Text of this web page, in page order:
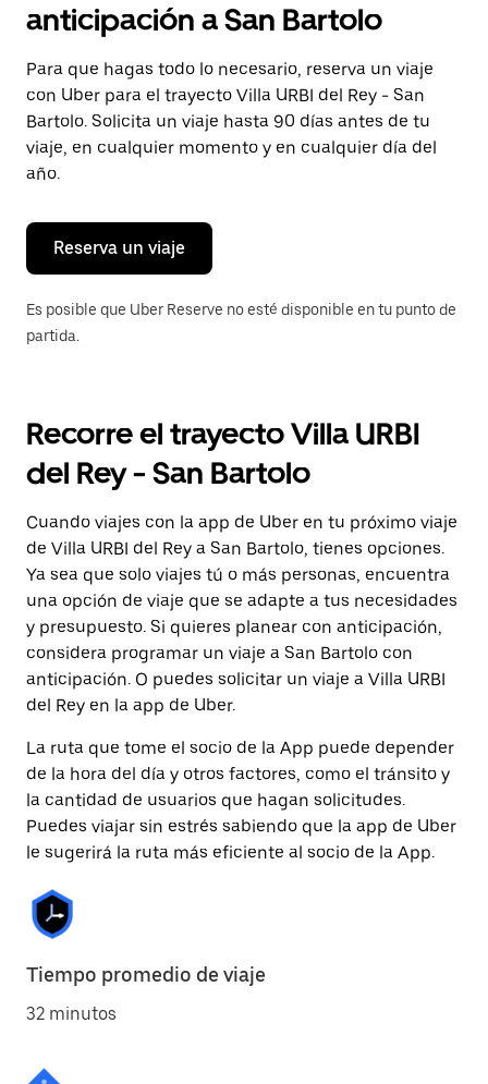
y
selecciona
una
fecha.
Presiona
la
tecla Esc
para
cerrar
calendario.
anticipación a San Bartolo
Para que hagas todo lo necesario, reserva un viaje
con Uber para el trayecto Villa URBI del Rey - San
Bartolo. Solicita un viaje hasta 90 días antes de tu
viaje, en cualquier momento y en cualquier día del
año.
Reserva un viaje
Es posible que Uber Reserve no esté disponible en tu punto de
partida.
Recorre el trayecto Villa URBI
del Rey - San Bartolo
Cuando viajes con la app de Uber en tu próximo viaje
de Villa URBI del Rey a San Bartolo, tienes opciones.
Ya sea que solo viajes tú o más personas, encuentra
una opción de viaje que se adapte a tus necesidades
y presupuesto. Si quieres planear con anticipación,
considera programar un viaje a San Bartolo con
anticipación. O puedes solicitar un viaje a Villa URBI
del Rey en la app de Uber.
La ruta que tome el socio de la App puede depender
de la hora del día y otros factores, como el tránsito y
la cantidad de usuarios que hagan solicitudes.
Puedes viajar sin estrés sabiendo que la app de Uber
le sugerirá la ruta más eficiente al socio de la App.
Tiempo promedio de viaje
32 minutos